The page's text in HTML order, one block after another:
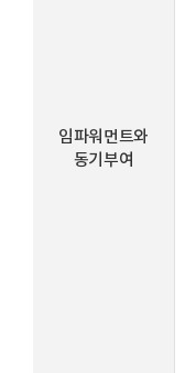
임파워먼트와
동기부여